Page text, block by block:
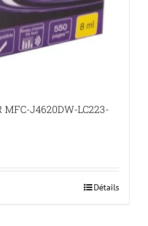
MFC-J4620DW-LC223-
Détails